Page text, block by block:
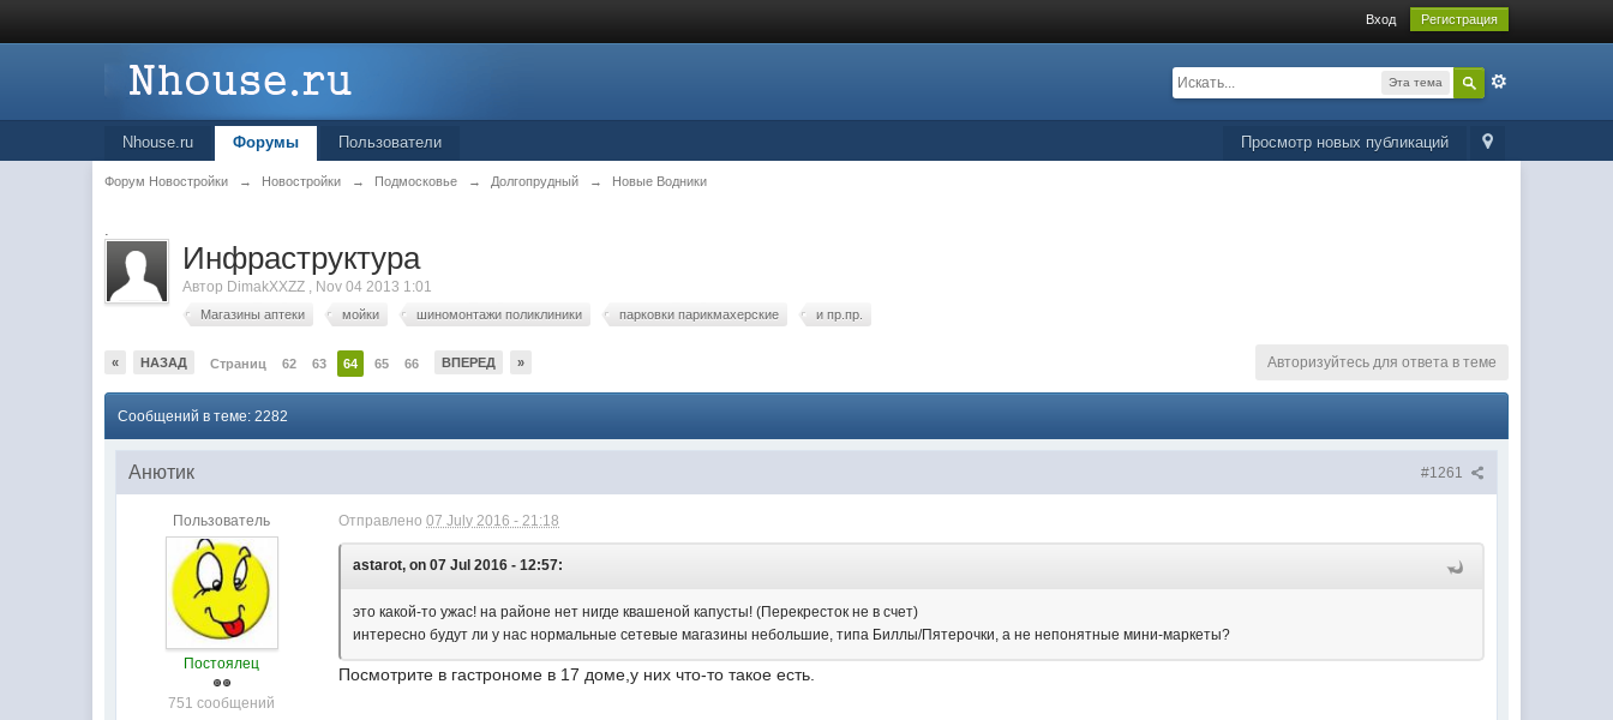
Вход Регистрация
Эта тема
Просмотр новых публикаций
Nhouse.ru Форумы Пользователи
Форум Новостройки → Новостройки → Подмосковье → Долгопрудный → Новые Водники
.
Инфраструктура
Автор DimakXXZZ , Nov 04 2013 1:01
Магазины аптеки мойки шиномонтажи поликлиники парковки парикмахерские и пр.пр.
« НАЗАД Страниц 62 63 64 65 66 ВПЕРЕД » Авторизуйтесь для ответа в теме
Сообщений в теме: 2282
#1261
Анютик
Пользователь
Постоялец
751 сообщений
Отправлено07 July 2016 - 21:18
astarot, on 07 Jul 2016 - 12:57:
это какой-то ужас! на районе нет нигде квашеной капусты! (Перекресток не в счет)
интересно будут ли у нас нормальные сетевые магазины небольшие, типа Биллы/Пятерочки, а не непонятные мини-маркеты?
Посмотрите в гастрономе в 17 доме,у них что-то такое есть.